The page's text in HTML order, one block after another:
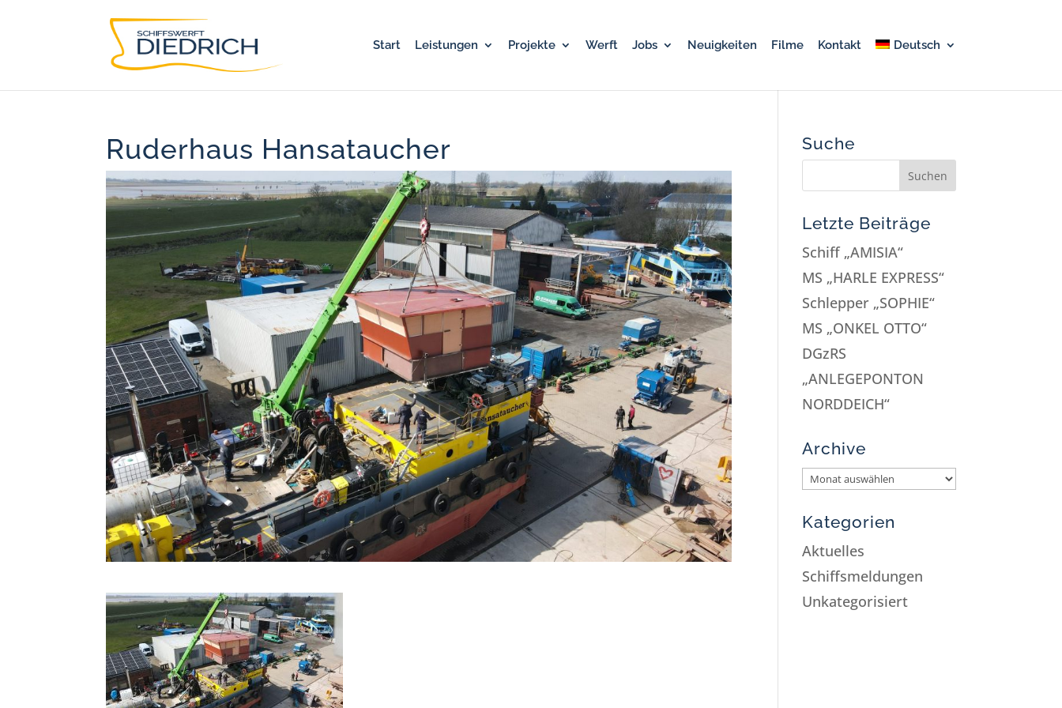
Start Leistungen Projekte Werft Jobs Neuigkeiten Filme Kontakt Deutsch
Ruderhaus Hansataucher Suche
Letzte Beiträge
Schiff „AMISIA“
MS „HARLE EXPRESS“
Schlepper „SOPHIE“
MS „ONKEL OTTO“
DGzRS
„ANLEGEPONTON
NORDDEICH“
Archive
Kategorien
Aktuelles
Schiffsmeldungen
Unkategorisiert